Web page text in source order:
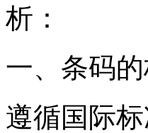
析：
一、条码
遵循国际